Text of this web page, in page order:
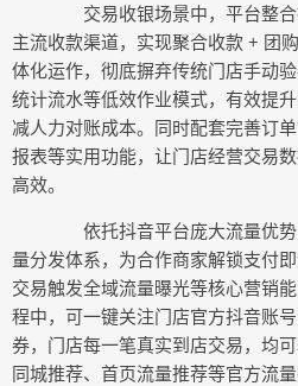
交易收银场景中，平台整合
主流收款渠道，实现聚合收款 + 团
体化运作，彻底摒弃传统门店手动
统计流水等低效作业模式，有效提
减人力对账成本。同时配套完善订
报表等实用功能，让门店经营交易
高效。
依托抖音平台庞大流量优势
量分发体系，为合作商家解锁支付
交易触发全域流量曝光等核心营销
程中，可一键关注门店官方抖音账
券，门店每一笔真实到店交易，均
同城推荐、首页流量推荐等官方流